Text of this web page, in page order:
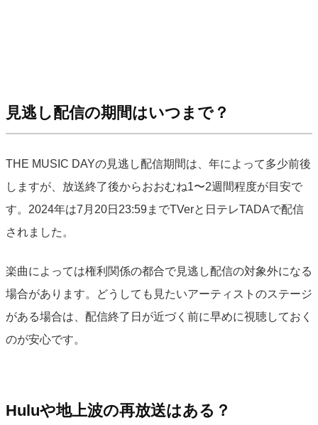
見逃し配信の期間はいつまで？
THE MUSIC DAYの見逃し配信期間は、年によって多少前後
しますが、放送終了後からおおむね1〜2週間程度が目安で
す。2024年は7月20日23:59までTVerと日テレTADAで配信
されました。
楽曲によっては権利関係の都合で見逃し配信の対象外になる
場合があります。どうしても見たいアーティストのステージ
がある場合は、配信終了日が近づく前に早めに視聴しておく
のが安心です。
Huluや地上波の再放送はある？